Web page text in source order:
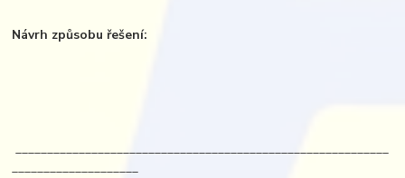
Návrh způsobu řešení:
___________________________________________________________
____________________